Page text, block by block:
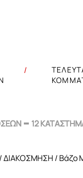
12
12
/ΔΙΑΚΟΣΜΗΣΗ / Βάζο